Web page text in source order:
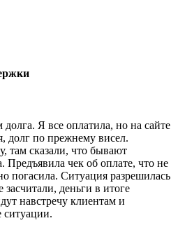
Я все оплатила, но на сайте
долг по прежнему висел.
там сказали, что бывают
Предъявила чек об оплате, что не
погасила. Ситуация разрешилась
деньги в итоге
навстречу клиентам и